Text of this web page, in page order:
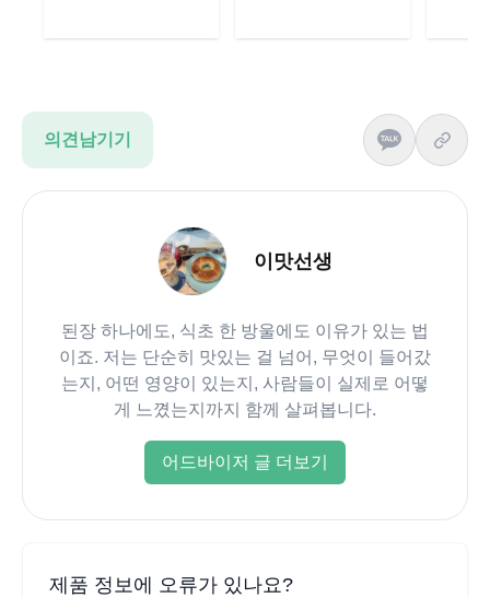
의견남기기
이맛선생
된장 하나에도, 식초 한 방울에도 이유가 있는 법
이죠. 저는 단순히 맛있는 걸 넘어, 무엇이 들어갔
는지, 어떤 영양이 있는지, 사람들이 실제로 어떻
게 느꼈는지까지 함께 살펴봅니다.
어드바이저 글 더보기
제품 정보에 오류가 있나요?